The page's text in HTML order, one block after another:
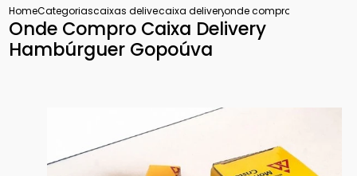
HomeCategoriascaixas deliverycaixa delivery hamburguer
onde compro caixa
Onde Compro Caixa Delivery
Hambúrguer Gopoúva